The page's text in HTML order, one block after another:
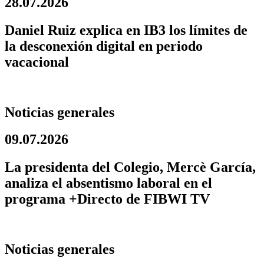
Daniel Ruiz explica en IB3 los límites de
la desconexión digital en periodo
vacacional
Noticias generales
09.07.2026
La presidenta del Colegio, Mercè García,
analiza el absentismo laboral en el
programa +Directo de FIBWI TV
Noticias generales